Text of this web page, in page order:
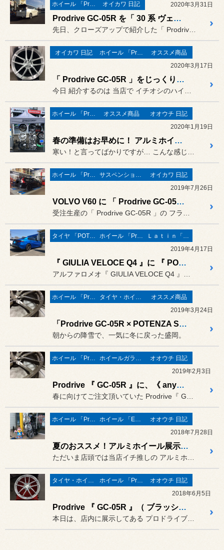
ホイール 「Prodrive」 オイカワ 日記 2020年3月31日
Prodrive GC-05R を「 30 系 ヴェルファイア 」に装着！
先日、クローズアップで紹介した「 Prodrive GC-05R ...
オイカワ 日記 ホイール 「Prodrive」
オススメ商品
2020年3月17日
「 Prodrive GC-05R 」をじっくりと。
今日 紹介するのは 当店で イチオシのハイクオリティなアルミホイ...
ホイール 「Prodrive」 オススメ商品
オオウチ 日記
2020年1月19日
春の準備はお早めに！ アルミホイール展示しています。
寒い！と言ってばかりですが… こんな感じで、
ホイール 「Prodrive」 サスペンション・ボディ関連
オイカワ 日記
2019年7月26日
VOLVO V60 に 「 Prodrive GC-05R 」
受注生産の「 Prodrive GC-05R 」の フラットブラッ...
タイヤ 「POTENZA」 ホイール 「Prodrive」
Ｌａｔｉｎ「イタリア・フランス etc」
2019年4月17日
『 GIULIA VELOCE Q4 』に 『 POTENZA S007A 』と『 Prodrive GC-05R 』のグロスブロンズです。
アルファロメオ『 GIULIA VELOCE Q4 』についに装着...
ホイール 「Prodrive」 タイヤ・ホイール
オススメ商品
2019年3月24日
「Prodrive GC-05R × POTENZA S007A」！ そしてプロドライブ ホイール展示中（期間限定）です☆
朝からの降雪で、一気に冬に戻った盛岡。
ホイール 「Prodrive」 ホイールガラスコーティング
オオウチ 日記
2019年2月3日
Prodrive 『 GC-05R 』に、《 anyany 》で ホイールガラスコーティング ！！
春に向けてご注文頂いていた Prodrive『 GC-05R 』が...
ホイール 「Prodrive」 ホイール 「ECOFORME」
オオウチ 日記
2018年7月28日
夏のおススメ！アルミホイール展示中！
ただいま店頭では当店イチ推しの アルミホイールを展示しています！
タイヤ・ホイール ホイール 「Prodrive」
オオウチ 日記
2018年6月5日
Prodrive 『 GC-05R 』（ ブラッシュドフィニッシュ ）
本日は、店内に展示してある プロドライブ の新製品『 GC-05R...